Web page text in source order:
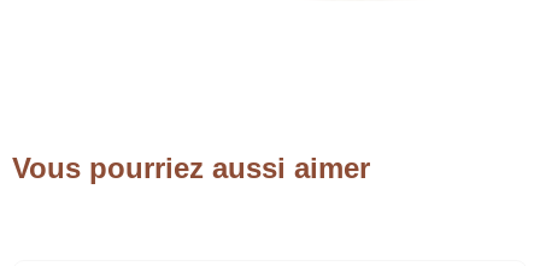
Vous pourriez aussi aimer